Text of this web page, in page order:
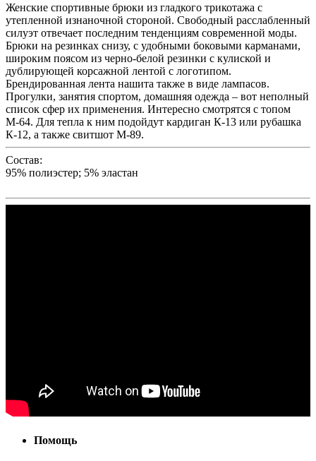
Женские спортивные брюки из гладкого трикотажа с
утепленной изнаночной стороной. Свободный расслабленный
силуэт отвечает последним тенденциям современной моды.
Брюки на резинках снизу, с удобными боковыми карманами,
широким поясом из черно-белой резинки с кулиской и
дублирующей корсажной лентой с логотипом.
Брендированная лента нашита также в виде лампасов.
Прогулки, занятия спортом, домашняя одежда – вот неполный
список сфер их применения. Интересно смотрятся с топом
М-64. Для тепла к ним подойдут кардиган К-13 или рубашка
К-12, а также свитшот М-89.
Состав:
95% полиэстер; 5% эластан
Помощь